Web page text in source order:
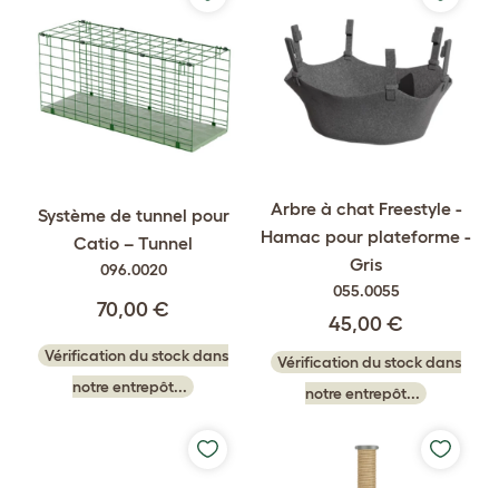
Système de tunnel pour
Catio – Tunnel
096.0020
70,00 €
Vérification du stock dans
notre entrepôt...
Arbre à chat Freestyle -
Hamac pour plateforme -
Gris
055.0055
45,00 €
Vérification du stock dans
notre entrepôt...